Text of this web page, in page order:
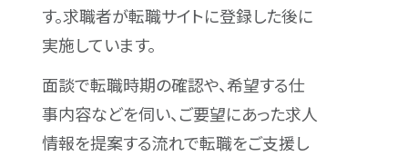
す。求職者が転職サイトに登録した後に
実施しています。
面談で転職時期の確認や、希望する仕
事内容などを伺い、ご要望にあった求人
情報を提案する流れで転職をご支援し